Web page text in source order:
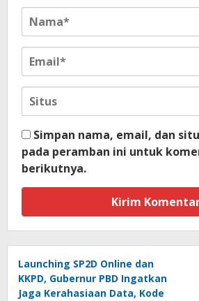
Simpan nama, email, dan
pada peramban ini untuk
berikutnya.
Launching SP2D Online dan
KKPD, Gubernur PBD Ingatkan
Jaga Kerahasiaan Data, Kode